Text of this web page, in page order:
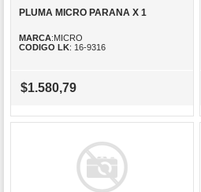
PLUMA MICRO PARANA X 1
MARCA:MICRO
CODIGO LK: 16-9316
$1.580,79